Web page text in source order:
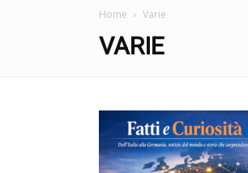
Home Varie
VARIE